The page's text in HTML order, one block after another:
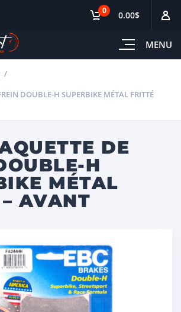
MENU
0 0.00$
DOUBLE-H SUPERBIKE MÉTAL FRITTÉ
DE
H
MÉTAL
AVANT